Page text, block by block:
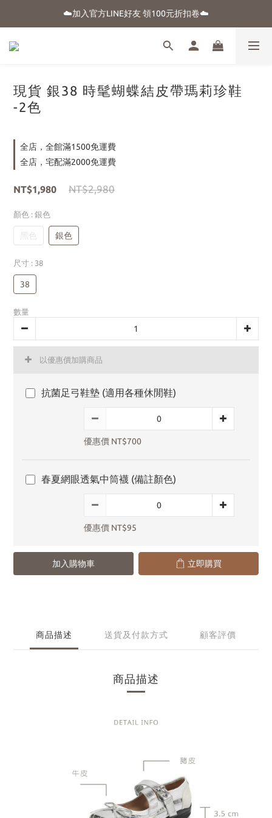
☀️盛夏購物季-滿額贈 "品牌晴雨用抗UV自動傘"
☁️加入官方LINE好友 領100元折扣卷☁️
⭐新朋友首購享優惠⭐
現貨 銀38 時髦蝴蝶結皮帶瑪莉珍鞋
-2色
全店，全館滿1500免運費
全店，宅配滿2000免運費
NT$1,980 NT$2,980
顏色 : 銀色
黑色 銀色
尺寸 : 38
38
數量
以優惠價加購商品
抗菌足弓鞋墊 (適用各種休閒鞋)
優惠價 NT$700
春夏網眼透氣中筒襪 (備註顏色)
優惠價 NT$95
加入購物車 立即購買
商品描述 送貨及付款方式 顧客評價
商品描述